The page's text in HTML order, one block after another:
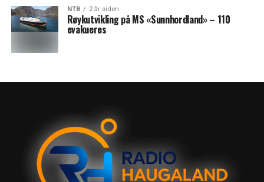
NTB 2 år siden
Røykutvikling på MS «Sunnhordland» – 110
evakueres